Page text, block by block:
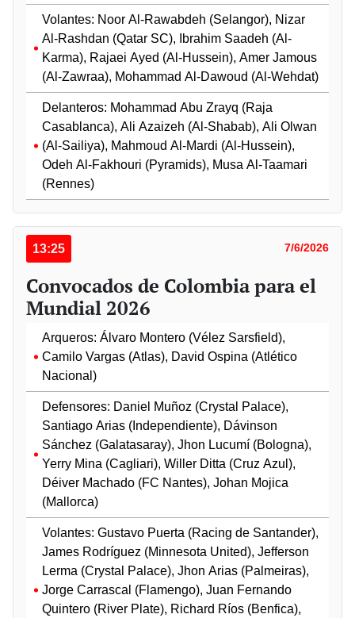
Volantes: Noor Al-Rawabdeh (Selangor), Nizar
Al-Rashdan (Qatar SC), Ibrahim Saadeh (Al-
Karma), Rajaei Ayed (Al-Hussein), Amer Jamous
(Al-Zawraa), Mohammad Al-Dawoud (Al-Wehdat)
Delanteros: Mohammad Abu Zrayq (Raja
Casablanca), Ali Azaizeh (Al-Shabab), Ali Olwan
(Al-Sailiya), Mahmoud Al-Mardi (Al-Hussein),
Odeh Al-Fakhouri (Pyramids), Musa Al-Taamari
(Rennes)
13:25 7/6/2026
Convocados de Colombia para el
Mundial 2026
Arqueros: Álvaro Montero (Vélez Sarsfield),
Camilo Vargas (Atlas), David Ospina (Atlético
Nacional)
Defensores: Daniel Muñoz (Crystal Palace),
Santiago Arias (Independiente), Dávinson
Sánchez (Galatasaray), Jhon Lucumí (Bologna),
Yerry Mina (Cagliari), Willer Ditta (Cruz Azul),
Déiver Machado (FC Nantes), Johan Mojica
(Mallorca)
Volantes: Gustavo Puerta (Racing de Santander),
James Rodríguez (Minnesota United), Jefferson
Lerma (Crystal Palace), Jhon Arias (Palmeiras),
Jorge Carrascal (Flamengo), Juan Fernando
Quintero (River Plate), Richard Ríos (Benfica),